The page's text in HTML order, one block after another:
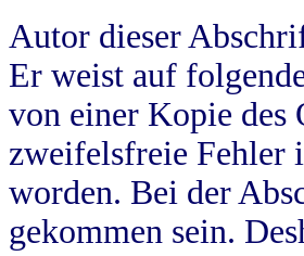
Autor dieser
Er weist auf
von einer Kopie des
zweifelsfreie Fehler
worden. Bei der
gekommen sein.